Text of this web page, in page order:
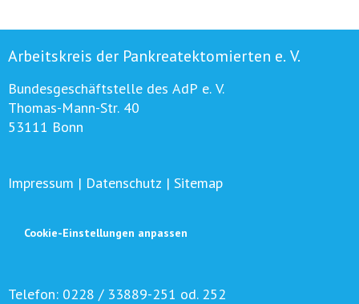
Arbeitskreis der Pankreatektomierten e. V.
Bundesgeschäftstelle des AdP e. V.
Thomas-Mann-Str. 40
53111 Bonn
Impressum | Datenschutz | Sitemap
Cookie-Einstellungen anpassen
Telefon: 0228 / 33889-251 od. 252